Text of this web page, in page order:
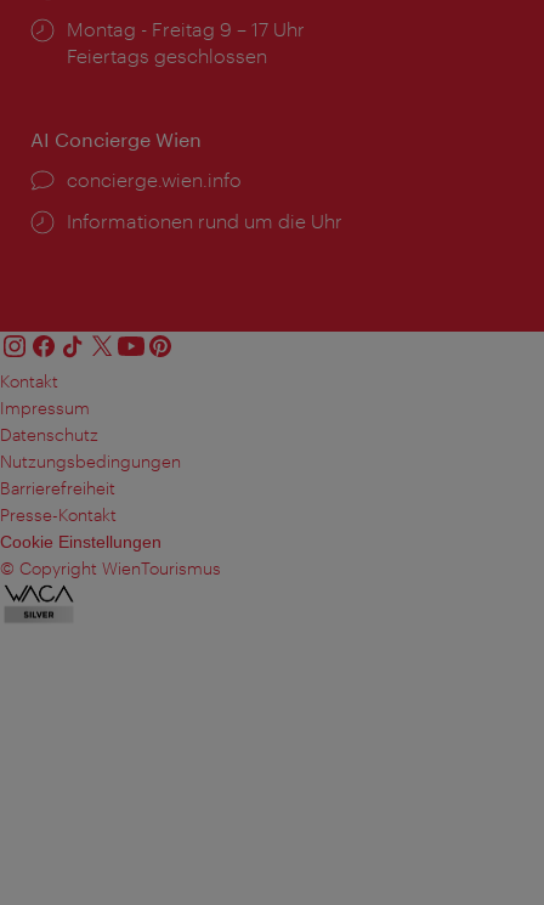
Öffnungszeiten:
Montag - Freitag 9 – 17 Uhr
Feiertags geschlossen
AI Concierge Wien
Ort:
concierge.wien.info
Öffnungszeiten:
Informationen rund um die Uhr
Kontakt
Impressum
Datenschutz
Nutzungsbedingungen
Barrierefreiheit
Presse-Kontakt
Cookie Einstellungen
© Copyright WienTourismus